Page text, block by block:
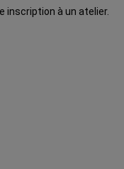
inscription à un atelier.